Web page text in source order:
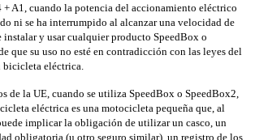
+ A1, cuando la potencia del accionamiento eléctrico
ni se ha interrumpido al alcanzar una velocidad de
instalar y usar cualquier producto SpeedBox o
que su uso no esté en contradicción con las leyes del
eléctrica.
de la UE, cuando se utiliza SpeedBox o SpeedBox2,
eléctrica es una motocicleta pequeña que, al
implicar la obligación de utilizar un casco, un
obligatoria (u otro seguro similar), un registro de los